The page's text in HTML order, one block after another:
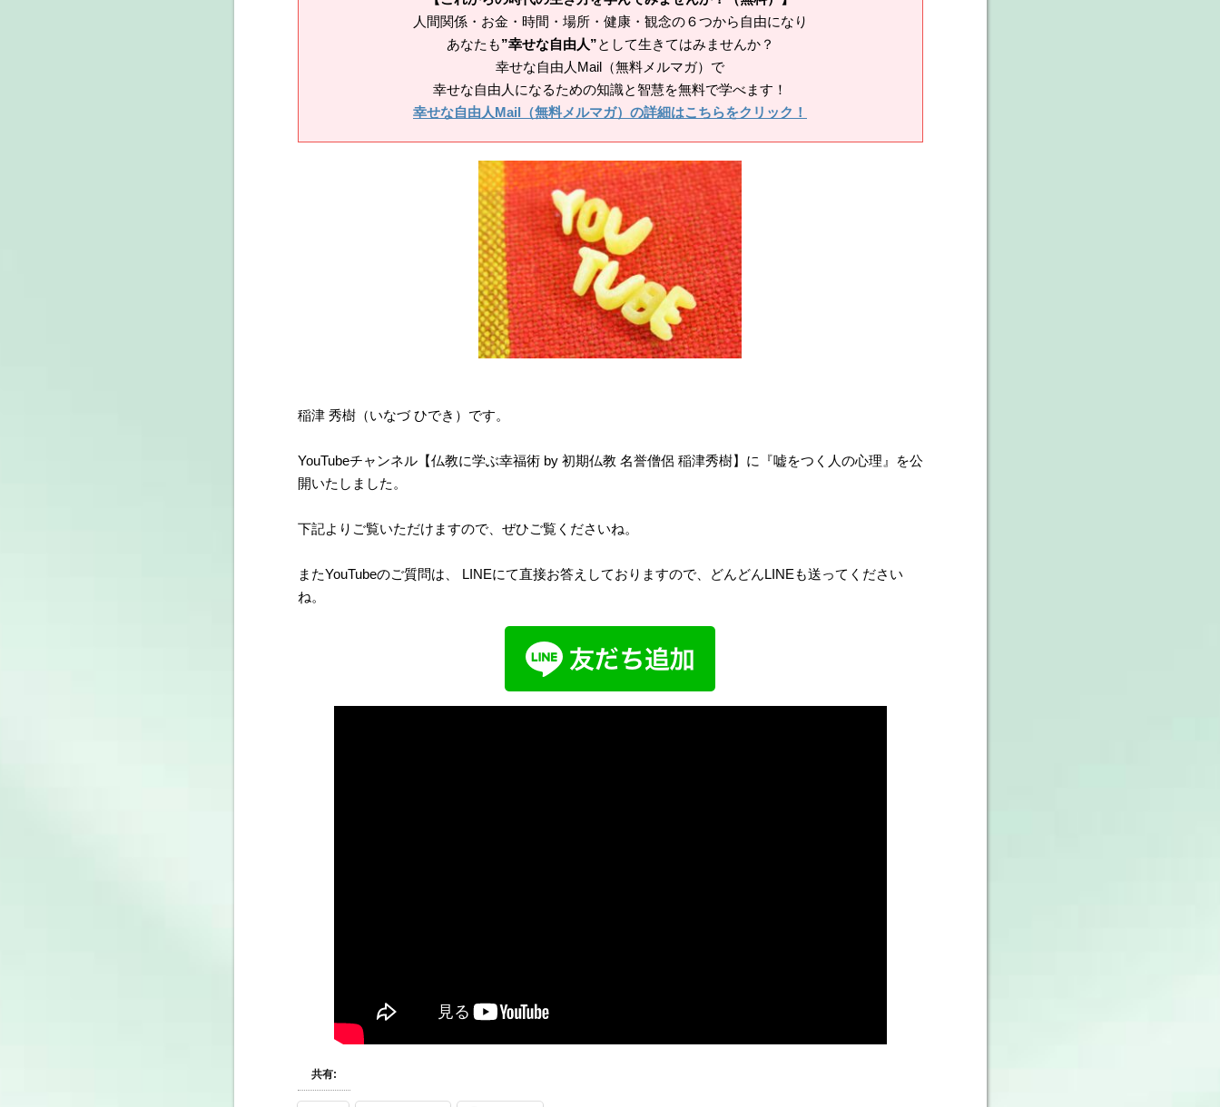
人間関係・お金・時間・場所・健康・観念の６つから自由になり
あなたも”幸せな自由人”として生きてはみませんか？
幸せな自由人Mail（無料メルマガ）で
幸せな自由人になるための知識と智慧を無料で学べます！
幸せな自由人Mail（無料メルマガ）の詳細はこちらをクリック！
稲津 秀樹（いなづ ひでき）です。
YouTubeチャンネル【仏教に学ぶ幸福術 by 初期仏教 名誉僧侶 稲津秀樹】に『嘘をつく人の心理』を公
開いたしました。
下記よりご覧いただけますので、ぜひご覧くださいね。
またYouTubeのご質問は、 LINEにて直接お答えしておりますので、どんどんLINEも送ってください
ね。
共有: